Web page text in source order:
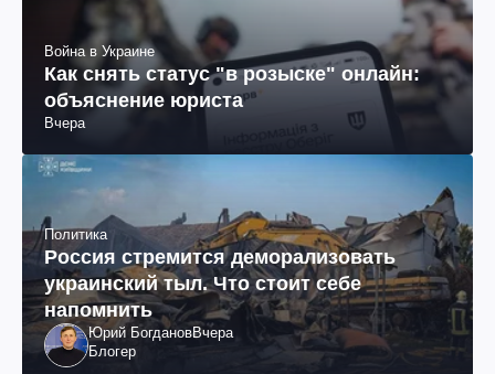
Война в Украине
Как снять статус "в розыске" онлайн:
объяснение юриста
Вчера
Политика
Россия стремится деморализовать
украинский тыл. Что стоит себе
напомнить
Юрий БогдановВчера
Блогер